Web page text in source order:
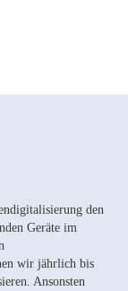
den
Geräte im
wir jährlich bis
Ansonsten